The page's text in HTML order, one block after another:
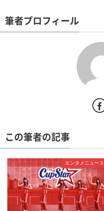
筆者プロフィール
この筆者の記事
エンタメニュース